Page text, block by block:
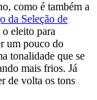
como é também a
da Seleção de
o eleito para
um pouco do
tonalidade que se
mais frios. Já
de volta os tons